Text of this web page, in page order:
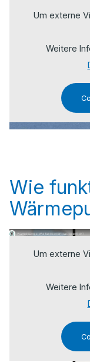
Um externe
Weitere
Wie
Um externe
Weitere